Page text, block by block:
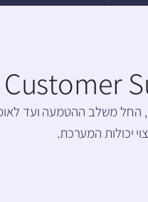
החל משלב ההטמעה ועד
יכולות המערכת.